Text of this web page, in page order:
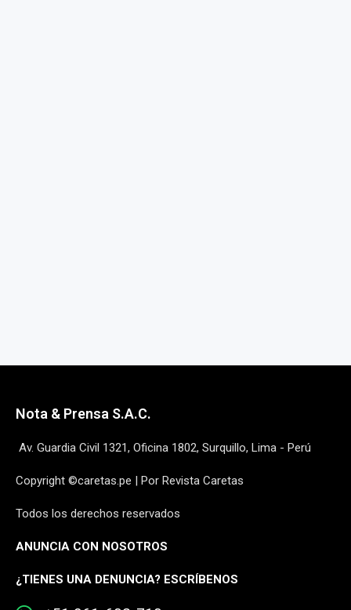
Nota & Prensa S.A.C.
Av. Guardia Civil 1321, Oficina 1802, Surquillo, Lima - Perú
Copyright ©caretas.pe | Por Revista Caretas
Todos los derechos reservados
ANUNCIA CON NOSOTROS
¿TIENES UNA DENUNCIA? ESCRÍBENOS